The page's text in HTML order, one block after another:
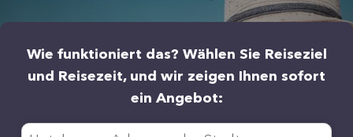
Wie funktioniert das? Wählen Sie Reiseziel
und Reisezeit, und wir zeigen Ihnen sofort
ein Angebot: